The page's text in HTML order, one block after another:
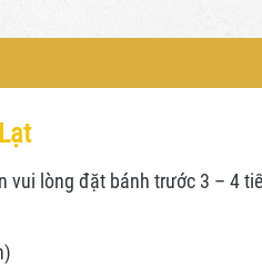
lòng đặt bánh trước 3 – 4